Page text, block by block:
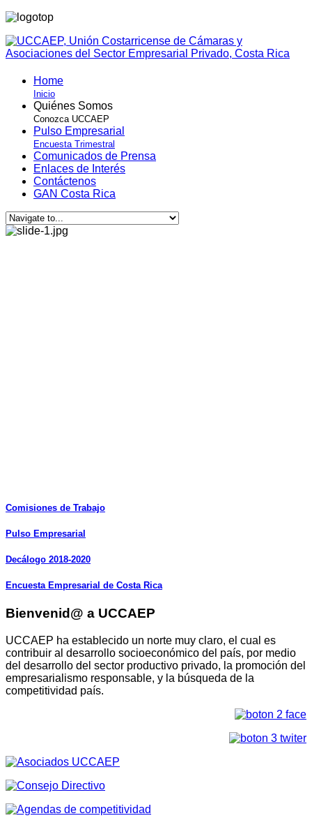
Home
Inicio
Quiénes Somos
Conozca UCCAEP
Pulso Empresarial
Encuesta Trimestral
Comunicados de Prensa
Enlaces de Interés
Contáctenos
GAN Costa Rica
Comisiones de Trabajo
Pulso Empresarial
Decálogo 2018-2020
Encuesta Empresarial de Costa Rica
Bienvenid@ a UCCAEP
UCCAEP ha establecido un norte muy claro, el cual es
contribuir al desarrollo socioeconómico del país, por medio
del desarrollo del sector productivo privado, la promoción del
empresarialismo responsable, y la búsqueda de la
competitividad país.